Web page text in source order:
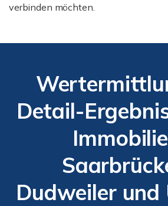
verbinden möchten.
Detail-
Dudweiler und